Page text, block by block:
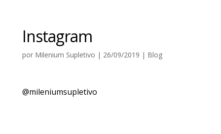
Instagram
por Milenium Supletivo | 26/09/2019 | Blog
@mileniumsupletivo